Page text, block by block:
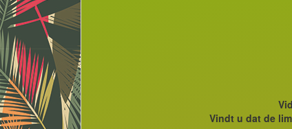
Vindt u dat de